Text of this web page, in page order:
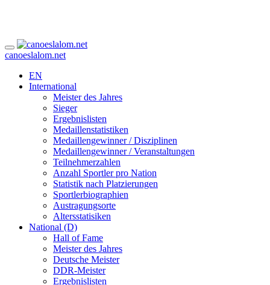
canoeslalom.net
EN
International
Meister des Jahres
Sieger
Ergebnislisten
Medaillenstatistiken
Medaillengewinner / Disziplinen
Medaillengewinner / Veranstaltungen
Teilnehmerzahlen
Anzahl Sportler pro Nation
Statistik nach Platzierungen
Sportlerbiographien
Austragungsorte
Altersstatisiken
National (D)
Hall of Fame
Meister des Jahres
Deutsche Meister
DDR-Meister
Ergebnislisten